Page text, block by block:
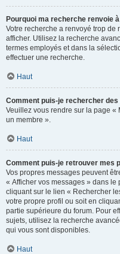
Pourquoi ma recherche renvoie
Votre recherche a renvoyé trop
afficher. Utilisez la recherche
termes employés et dans la
effectuer une recherche.
Haut
Comment puis-je rechercher
Veuillez vous rendre sur la page
un membre ».
Haut
Comment puis-je retrouver mes
Vos propres messages peuvent
« Afficher vos messages » dans le
cliquant sur le lien « Rechercher
votre propre profil ou soit en
partie supérieure du forum. Pour
sujets, utilisez la recherche
qui vous sont disponibles.
Haut